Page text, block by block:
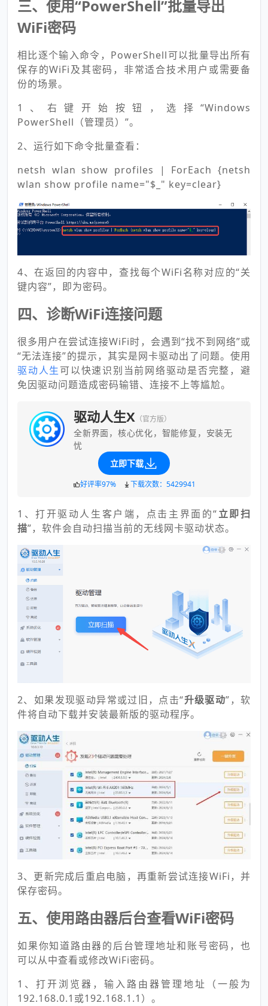
三、使用“PowerShell”批量导出
WiFi密码
相比逐个输入命令，PowerShell可以批量导出所有
保存的WiFi及其密码，非常适合技术用户或需要备
份的场景。
1、右键开始按钮，选择“Windows
PowerShell（管理员）”。
2、运行如下命令批量查看：
netsh wlan show profiles | ForEach {netsh
wlan show profile name="$_" key=clear}
4、在返回的内容中，查找每个WiFi名称对应的“关
键内容”，即为密码。
四、诊断WiFi连接问题
很多用户在尝试连接WiFi时，会遇到“找不到网络”或
“无法连接”的提示，其实是网卡驱动出了问题。使用
驱动人生可以快速识别当前网络驱动是否完整，避
免因驱动问题造成密码输错、连接不上等尴尬。
驱动人生X （官方版）
全新界面，核心优化，智能修复，安装无
忧
立即下载
好评率97% 下载次数：5429941
1、打开驱动人生客户端，点击主界面的“立即扫
描”，软件会自动扫描当前的无线网卡驱动状态。
2、如果发现驱动异常或过旧，点击“升级驱动”，软
件将自动下载并安装最新版的驱动程序。
3、更新完成后重启电脑，再重新尝试连接WiFi，并
保存密码。
五、使用路由器后台查看WiFi密码
如果你知道路由器的后台管理地址和账号密码，也
可以从中查看或修改WiFi密码。
1、打开浏览器，输入路由器管理地址（一般为
192.168.0.1或192.168.1.1）。